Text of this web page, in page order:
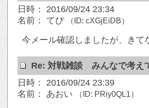
日時： 2016/09/24 23:34
名前： てぴ
（ID: cXGjEiDB）
今メール確認しましたが、きて
Re: 対戦雑談 みんなで考え
日時： 2016/09/24 23:39
名前： あおい
（ID: PRiy0QL1）